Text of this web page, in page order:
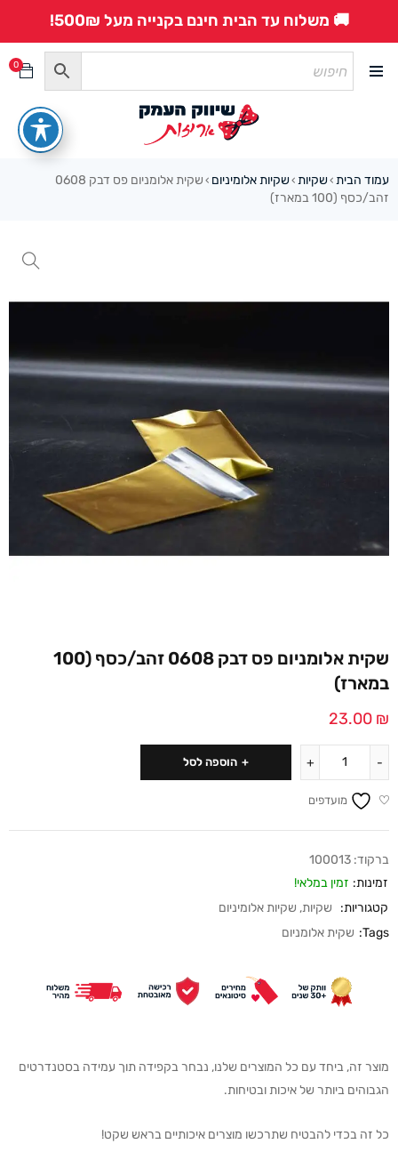
🚚 משלוח עד הבית חינם בקנייה מעל 500₪!
0
עמוד הבית ›שקיות ›שקיות אלומיניום ›
שקית אלומניום פס דבק 0608
זהב/כסף (100 במארז)
שקית אלומניום פס דבק 0608 זהב/כסף (100
במארז)
23.00 ₪
הוספה לסל
מועדפים
ברקוד: 100013
זמינות: זמין במלאי!
קטגוריות:
שקיות, שקיות אלומיניום
Tags: שקית אלומניום
מוצר זה, ביחד עם כל המוצרים שלנו, נבחר בקפידה תוך עמידה בסטנדרטים
הגבוהים ביותר של איכות ובטיחות.
כל זה בכדי להבטיח שתרכשו מוצרים איכותיים בראש שקט!